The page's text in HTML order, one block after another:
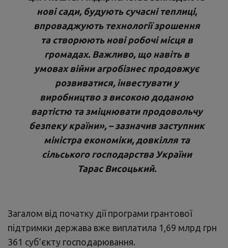
цим коштам підприємства закладають
нові сади, будують сучасні теплиці,
впроваджують технології зрошення
та створюють нові робочі місця в
громадах. Важливо, що навіть в
умовах війни агробізнес продовжує
розвиватися, інвестувати у
виробництво з високою доданою
вартістю та зміцнювати продовольчу
безпеку країни», – зазначивзаступник
міністра економіки, довкілля та
сільського господарства України
Загалом від початку дії програми грантової
підтримки держава вже виплатила 1,69 млрд грн